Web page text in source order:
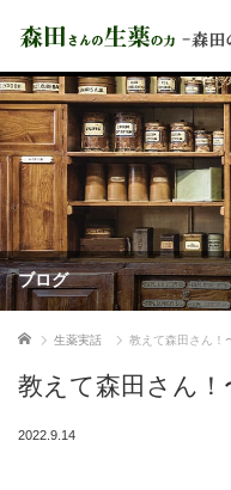
ブログ
ホーム 生薬実話 教えて森田さん！
教えて森田さん！
2022.9.14